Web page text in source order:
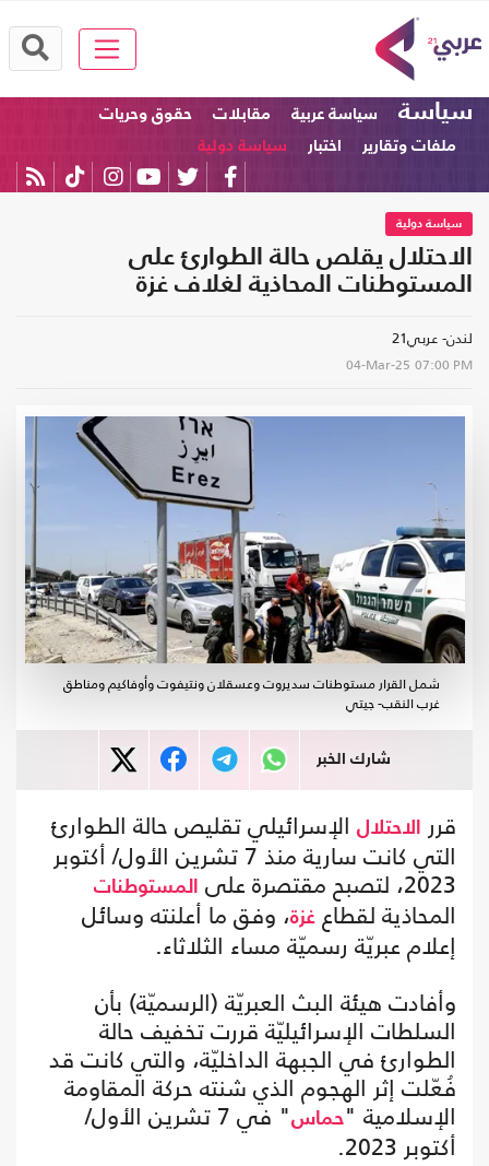
سياسة سياسة عربية مقابلات
حقوق وحريات
ملفات وتقارير
اختبار سياسة دولية
سياسة دولية
الاحتلال يقلص حالة الطوارئ على
المستوطنات المحاذية لغلاف غزة
لندن- عربي21
04-Mar-25 07:00 PM
شمل القرار مستوطنات سديروت وعسقلان ونتيفوت وأوفاكيم ومناطق
غرب النقب- جيتي
شارك الخبر
قرر الاحتلال الإسرائيلي تقليص حالة الطوارئ
التي كانت سارية منذ 7 تشرين الأول/ أكتوبر
2023، لتصبح مقتصرة على المستوطنات
المحاذية لقطاع غزة، وفق ما أعلنته وسائل
إعلام عبريّة رسميّة مساء الثلاثاء.
وأفادت هيئة البث العبريّة (الرسميّة) بأن
السلطات الإسرائيليّة قررت تخفيف حالة
الطوارئ في الجبهة الداخليّة، والتي كانت قد
فُعّلت إثر الهجوم الذي شنته حركة المقاومة
الإسلامية "حماس
" في 7 تشرين الأول/
أكتوبر 2023.